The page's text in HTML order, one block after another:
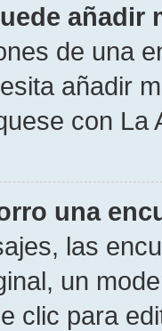
añadir
de una
añadir
con La
una
las
un
clic para